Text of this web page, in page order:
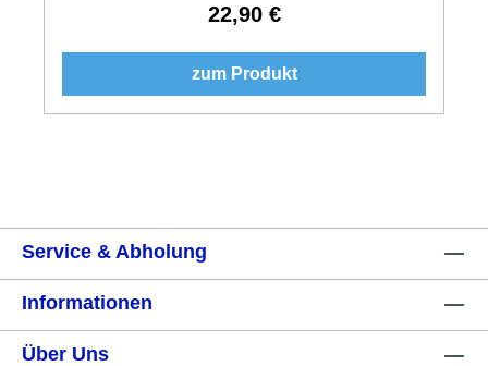
Regulärer Preis:
22,90 €
zum Produkt
Service & Abholung
Informationen
Über Uns